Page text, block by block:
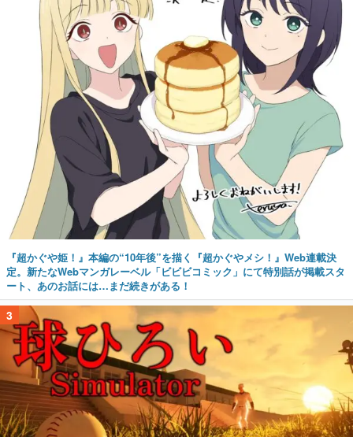
『超かぐや姫！』本編の“10年後”を描く『超かぐやメシ！』Web連載決
定。新たなWebマンガレーベル「ビビビコミック」にて特別話が掲載スタ
ート、あのお話には…まだ続きがある！
3